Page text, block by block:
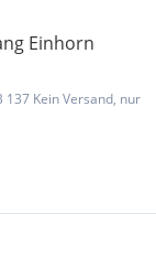
Einhorn
Kein Versand, nur